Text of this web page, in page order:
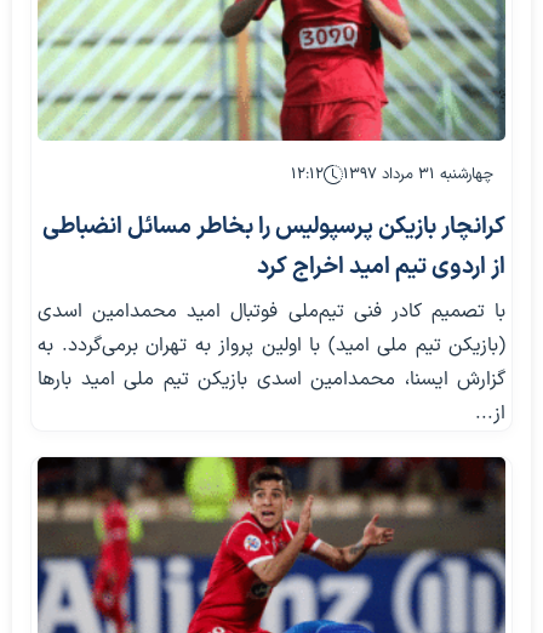
چهارشنبه ۳۱ مرداد ۱۳۹۷ ۱۲:۱۲
کرانچار بازیکن پرسپولیس را بخاطر مسائل انضباطی
از اردوی تیم امید اخراج کرد
با تصمیم کادر فنی تیم‌ملی فوتبال امید محمدامین اسدی
(بازیکن تیم ملی امید) با اولین پرواز به تهران برمی‌گردد. به
گزارش ایسنا، محمدامین اسدی بازیکن تیم ملی امید بارها
از...